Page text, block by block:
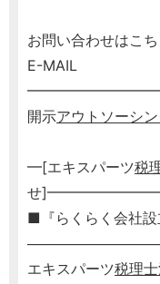
お問い合わせはこ
E-MAIL
開示アウトソーシ
━[エキスパーツ税
せ
■『らくらく会社設
エキスパーツ税理士